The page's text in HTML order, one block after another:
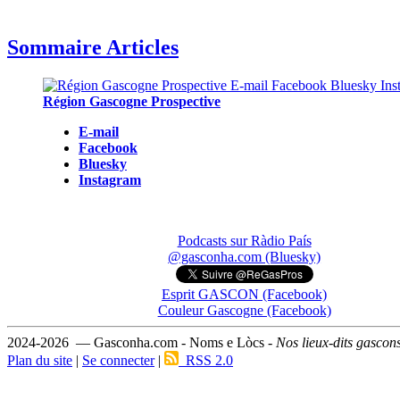
Sommaire Articles
Région Gascogne Prospective
E-mail
Facebook
Bluesky
Instagram
Podcasts sur Ràdio País
@gasconha.com (Bluesky)
Esprit GASCON (Facebook)
Couleur Gascogne (Facebook)
2024-2026 — Gasconha.com - Noms e Lòcs - Nos lieux-dits
Plan du site | Se connecter| RSS 2.0